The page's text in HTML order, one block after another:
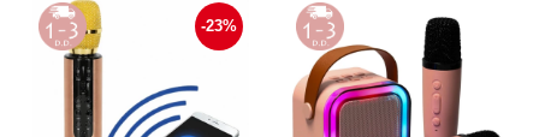
-23%